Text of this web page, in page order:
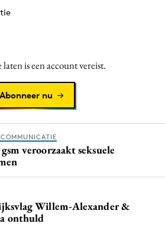
is een account vereist.
Abonneer nu
veroorzaakt seksuele
Willem-Alexander &
onthuld